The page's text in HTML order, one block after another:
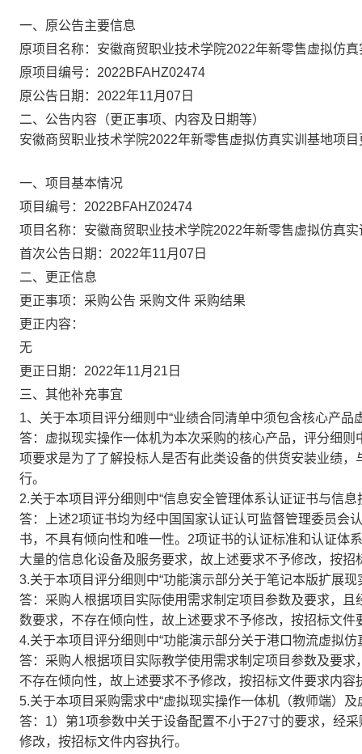
一、原公告主要信息
原项目名称：安徽商贸职业技术学院2022年新零售虚拟仿
原项目编号：2022BFAHZ02474
原公告日期：2022年11月07日
二、公告内容（更正事项、内容及日期等）
安徽商贸职业技术学院2022年新零售虚拟仿真实训基地项
一、项目基本情况
项目编号：2022BFAHZ02474
项目名称：安徽商贸职业技术学院2022年新零售虚拟仿真
首次公告日期：2022年11月07日
二、更正信息
更正事项：采购公告 采购文件 采购结果
更正内容：
无
更正日期：2022年11月21日
三、其他补充事宜
1、关于本项目评分细则中“业绩合同清单中须包含核心产品
答：虚拟现实操作一体机为本次采购的核心产品，评分细
项要求是为了了解投标人是否有此类设备的供货安装业绩
行。
2.关于本项目评分细则中“信息安全管理体系认证证书与信
答：上述2项证书均为经中国国家认证认可监督管理委员会
书，不具有倾向性和唯一性。2项证书的认证标准和认证体
大量的信息化设备及服务要求，故上述要求不予修改，按招
3.关于本项目评分细则中“功能演示部分关于笔记本版扩展现
答：采购人根据项目实际使用需求制定项目参数及要求，
数要求，不存在倾向性，故上述要求不予修改，按招标文件
4.关于本项目评分细则中“功能演示部分关于港口物流虚拟
答：采购人根据项目实际教学使用需求制定项目参数及要
不存在倾向性，故上述要求不予修改，按招标文件要求内容
5.关于本项目采购需求中“虚拟现实操作一体机（教师端）
答：1）第1项参数中关于设备配置不小于27寸的要求，经
修改，按招标文件内容执行。